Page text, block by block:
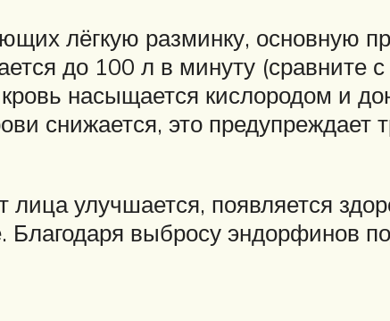
лёгкую разминку, основную
до 100 л в минуту
насыщается кислородом и
снижается, это
улучшается, появляется
выбросу эндорфинов